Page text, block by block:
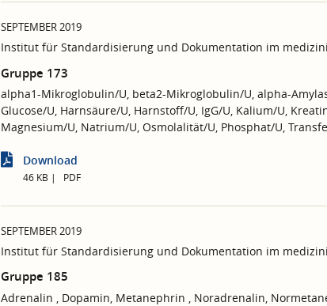
SEPTEMBER 2019
Institut für Standardisierung und Dokumentation im
Gruppe 173
alpha1-Mikroglobulin/U, beta2-Mikroglobulin/U, alpha-
Glucose/U, Harnsäure/U, Harnstoff/U, IgG/U, Kalium/U,
Magnesium/U, Natrium/U, Osmolalität/U, Phosphat/U,
Download
46 KB PDF
SEPTEMBER 2019
Institut für Standardisierung und Dokumentation im
Gruppe 185
Adrenalin , Dopamin, Metanephrin , Noradrenalin,